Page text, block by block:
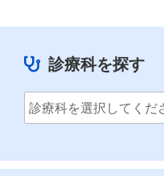
診療科を探す